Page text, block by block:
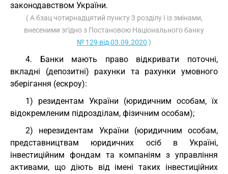
законодавством України.
( А бзац чотирнадцятий пункту 3 розділу I із змінами,
внесеними згідно з Постановою Національного банку
№ 129 від 03.09.2020 )
4. Банки мають право відкривати поточні,
вкладні (депозитні) рахунки та рахунки умовного
зберігання (ескроу):
1) резидентам України (юридичним особам, їх
відокремленим підрозділам, фізичним особам);
2) нерезидентам України (юридичним особам,
представництвам юридичних осіб в Україні,
інвестиційним фондам та компаніям з управління
активами, що діють від імені таких інвестиційних